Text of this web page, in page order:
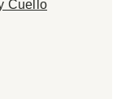
Cuello